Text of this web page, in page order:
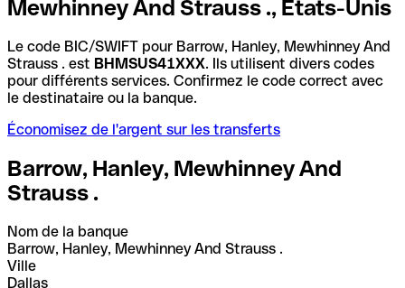
Mewhinney And Strauss ., États-Unis
Le code BIC/SWIFT pour Barrow, Hanley, Mewhinney And
Strauss . est BHMSUS41XXX. Ils utilisent divers codes
pour différents services. Confirmez le code correct avec
le destinataire ou la banque.
Économisez de l'argent sur les transferts
Barrow, Hanley, Mewhinney And
Strauss .
Nom de la banque
Barrow, Hanley, Mewhinney And Strauss .
Ville
Dallas